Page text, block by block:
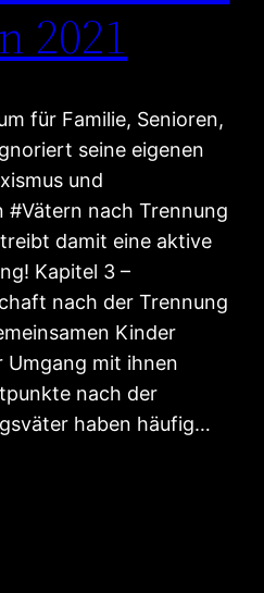
2021
für Familie, Senioren,
seine eigenen
und
#Vätern nach Trennung
damit eine aktive
Kapitel 3 –
nach der Trennung
Kinder
Umgang mit ihnen
nach der
haben häufig…